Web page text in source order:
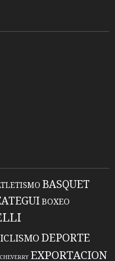
BASQUET
BOXEO
DEPORTE
EXPORTACION